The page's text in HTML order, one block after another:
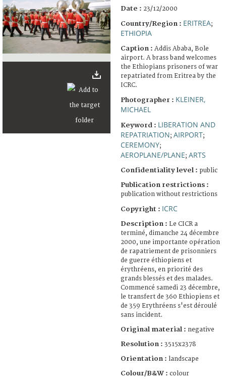
Date : 23/12/2000
Country/Region : ERITREA;
ETHIOPIA
Caption : Addis Ababa, Bole
airport. A brass band welcomes
the Ethiopians prisoners of war
repatriated from Eritrea by the
ICRC.
Photographer : KLEINER,
MICHAEL
Keyword : LIBERATION AND
REPATRIATION; AIRPORT;
CEREMONY;
AEROPLANE/PLANE; ARTS
Confidentiality level : public
Publication restrictions :
publication without restrictions
Copyright : ICRC
Description : Le CICR a
terminé, dimanche 24 décembre
2000, une importante opération
de rapatriement de prisonniers
de guerre éthiopiens et
érythréens, en priorité des
grands blessés et des malades.
Commencé samedi 23 décembre,
le transfert de 360 Ethiopiens et
de 359 Erythréens s'est déroulé
sans incident.
Original material : negative
Resolution : 3515x2378
Orientation : landscape
Colour/B&W : colour